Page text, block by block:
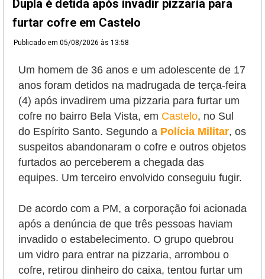
Dupla é detida após invadir pizzaria para
furtar cofre em Castelo
Publicado em 05/08/2026 às 13:58
Um homem de 36 anos e um adolescente de 17
anos foram detidos na madrugada de terça-feira
(4) após invadirem uma pizzaria para furtar um
cofre no bairro Bela Vista, em Castelo, no Sul
do Espírito Santo. Segundo a Polícia Militar, os
suspeitos abandonaram o cofre e outros objetos
furtados ao perceberem a chegada das
equipes. Um terceiro envolvido conseguiu fugir.
De acordo com a PM, a corporação foi acionada
após a denúncia de que três pessoas haviam
invadido o estabelecimento. O grupo quebrou
um vidro para entrar na pizzaria, arrombou o
cofre, retirou dinheiro do caixa, tentou furtar um